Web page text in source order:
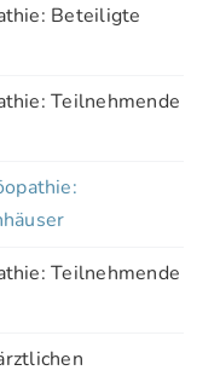
Beteiligte
Teilnehmende
Teilnehmende